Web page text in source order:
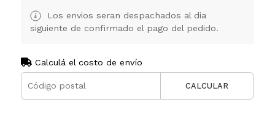
Los envios seran despachados al dia
siguiente de confirmado el pago del pedido.
Calculá el costo de envío
CALCULAR